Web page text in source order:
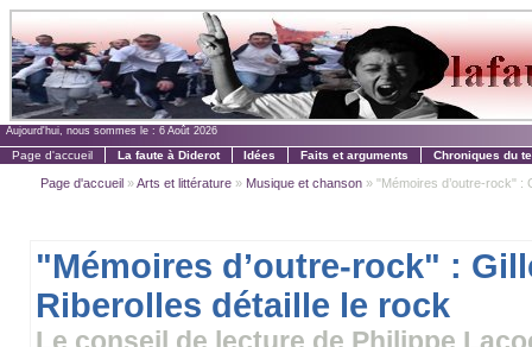
Aujourd'hui, nous sommes le : 6 Août 2026
Page d'accueil La faute à Diderot Idées Faits et arguments Chroniques du
Page d'accueil »Arts et littérature » Musique et chanson » "Mémoires d’outre-rock" :
"Mémoires d’outre-rock" :
Riberolles détaille le rock